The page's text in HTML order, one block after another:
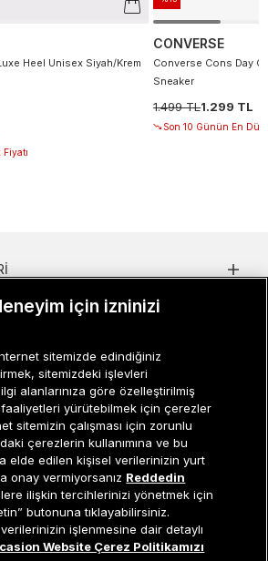
Tükendi
Heel Unisex Siyah/Krem
CONVERSE
Converse Cons Day
Sneaker
1.499 TL1.299 TL
Son 10 Günün En
800 01 20
PERAKENDE markasıdır. © Eren Holding
için izninizi
sitemizde edindiğiniz
sitemizdeki işlevleri
alanlarınıza göre özelleştirilmiş
yürütebilmek için çerezler
sitemizin çalışması için zorunlu
çerezlerin kullanımına ve bu
elde edilen kişisel verilerinizin yurt
onay vermiyorsanız Reddedin
ilişkin tercihlerinizi yönetmek için
butonuna tıklayabilirsiniz.
işlenmesine dair detaylı
Website Çerez Politikamızı